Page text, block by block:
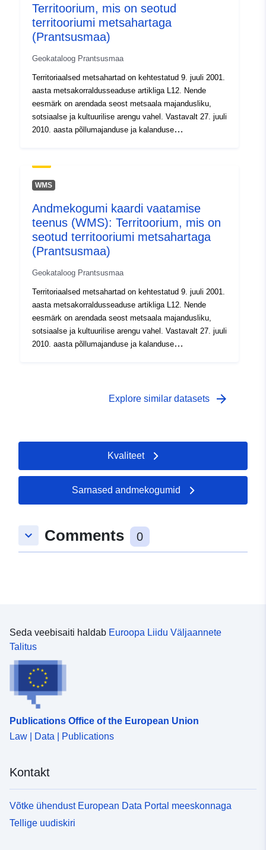
põhineb kooskõlastatud lähenemisviisil, milles osalevad
piirkonna metsandus- ja puidusektori sidusrühmad,
pakkujad (omanikud ja metsamajandajad) ja taotlejad
ühiskondlik-spetsialistid, kogukonnad, metsaomanikud)
metsatoodete ja -teenuste valdkonnas. See jõustub
mitmeaastase tegevusprogrammi rakendamisel.
Territoorium, mis on seotud
territooriumi metsahartaga
(Prantsusmaa)
Geokataloog Prantsusmaa
Territoriaalsed metsahartad on kehtestatud 9. juuli 2001.
aasta metsakorraldusseaduse artikliga L12. Nende
eesmärk on arendada seost metsaala majandusliku,
sotsiaalse ja kultuurilise arengu vahel. Vastavalt 27. juuli
2010. aasta põllumajanduse ja kalanduse
Territoriaalne metsaharta on lepinguline vahend, mida
rakendatakse kohalike sidusrühmade algatusel. See
piirkonna metsandus- ja puidusektori sidusrühmad,
pakkujad (omanikud ja metsamajandajad) ja taotlejad
(kõik sihtrühmad: kohalikud elanikud, kasutajad,
ühiskondlik-spetsialistid, kogukonnad, metsaomanikud)
metsatoodete ja -teenuste valdkonnas. See jõustub
mitmeaastase tegevusprogrammi rakendamisel.
WMS
Andmekogumi kaardi vaatamise
teenus (WMS): Territoorium, mis on
seotud territooriumi metsahartaga
(Prantsusmaa)
Geokataloog Prantsusmaa
Territoriaalsed metsahartad on kehtestatud 9. juuli 2001.
aasta metsakorraldusseaduse artikliga L12. Nende
eesmärk on arendada seost metsaala majandusliku,
sotsiaalse ja kultuurilise arengu vahel. Vastavalt 27. juuli
2010. aasta põllumajanduse ja kalanduse
rakendatakse kohalike sidusrühmade algatusel. See
ühiskondlik-spetsialistid, kogukonnad, metsaomanikud)
metsatoodete ja -teenuste valdkonnas. See jõustub
mitmeaastase tegevusprogrammi rakendamisel.
Explore similar datasets arrow_forward
Kvaliteet
Sarnased andmekogumid
keyboard_arrow_down Comments 0
Seda veebisaiti haldab Euroopa Liidu Väljaannete
Talitus
Publications Office of the European Union
Law | Data | Publications
Kontakt
Võtke ühendust European Data Portal meeskonnaga
Tellige uudiskiri